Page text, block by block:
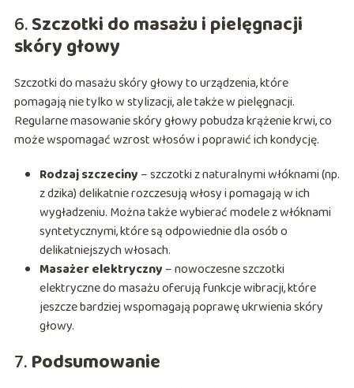
6.Szczotki do masażu i pielęgnacji
skóry głowy
Szczotki do masażu skóry głowy to urządzenia, które
pomagają nie tylko w stylizacji, ale także w pielęgnacji.
Regularne masowanie skóry głowy pobudza krążenie krwi, co
może wspomagać wzrost włosów i poprawić ich kondycję.
Rodzaj szczeciny – szczotki z naturalnymi włóknami (np.
z dzika) delikatnie rozczesują włosy i pomagają w ich
wygładzeniu. Można także wybierać modele z włóknami
syntetycznymi, które są odpowiednie dla osób o
delikatniejszych włosach.
Masażer elektryczny – nowoczesne szczotki
elektryczne do masażu oferują funkcje wibracji, które
jeszcze bardziej wspomagają poprawę ukrwienia skóry
głowy.
7.Podsumowanie